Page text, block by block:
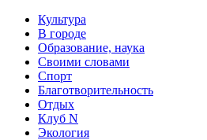
Культура
В городе
Образование, наука
Своими словами
Спорт
Благотворительность
Отдых
Клуб N
Экология